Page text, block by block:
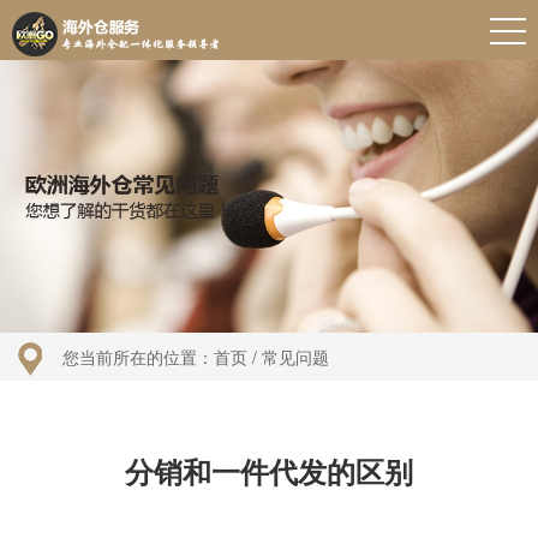
您当前所在的位置： 首页 / 常见问题
分销和一件代发的区别